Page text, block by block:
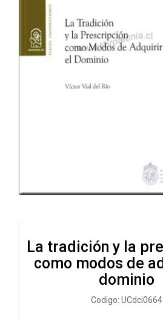
La tradición y la
como modos de
dominio
Codigo: UCdci0664